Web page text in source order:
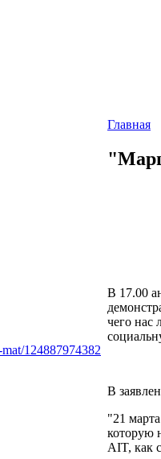
Главная
В 17.00
чего нас
В
"21
которую
AIT, как